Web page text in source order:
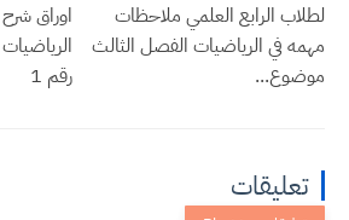
لطلاب الرابع العلمي ملاحظات
مهمه في الرياضيات الفصل الثالث
موضوع...
اوراق
رقم 1
تعليقات